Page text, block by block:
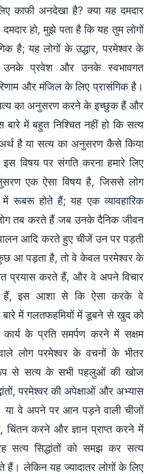
काफी अनदेखा है? क्या यह दमदार
हो, मुझे पता है कि यह तुम लोगों
है; यह लोगों के उद्धार, परमेश्वर के
उनके प्रवेश और उनके स्वभावगत
और मंजिल के लिए प्रासंगिक है।
का अनुसरण करने के इच्छुक हैं और
में बहुत निश्चित नहीं हो कि सत्य
है या सत्य का अनुसरण कैसे किया
विषय पर संगति करना हमारे लिए
एक ऐसा विषय है, जिससे लोग
रूबरू होते हैं; यह एक व्यावहारिक
तब करते हैं जब उनके दैनिक जीवन
आदि करते हुए चीजें उन पर पड़ती
आ पड़ता है, तो वे केवल परमेश्वर के
प्रयास करते हैं, और वे अपने विचार
हैं, इस आशा से कि ऐसा करके वे
बारे में गलतफहमियों में डूबने से खुद को
के प्रति समर्पण करने में सक्षम
लोग परमेश्वर के वचनों के भीतर
से सत्य के सभी पहलुओं की खोज
परमेश्वर की अपेक्षाओं और अभ्यास
या वे अपने पर आन पड़ने वाली चीजों
करने और ज्ञान प्राप्त करने में
सत्य सिद्धांतों को समझ कर सत्य
हैं। लेकिन यह ज्यादातर लोगों के लिए